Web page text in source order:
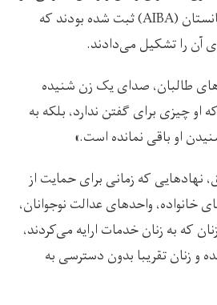
انجمن وکلای مستقل افغانستان (AIBA) ثبت شده بودند که
آن را تشکیل می‌دادند.
طالبان، صدای یک زن شنیده
او چیزی برای گفتن ندارد، بلکه به
او باقی نمانده است.»
نهادهایی که زمانی برای حمایت از
خانواده، واحدهای عدالت نوجوانان،
که به زنان خدمات ارایه‌ می‌کردند،
و زنان تقریبا بدون دسترسی به